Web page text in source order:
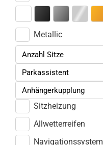
Metallic
Anzahl Sitze
Parkassistent
Anhängerkupplung
Sitzheizung
Allwetterreifen
Navigationssystem